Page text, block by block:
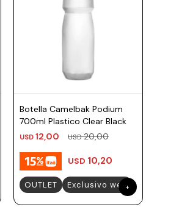
Botella Camelbak Podium
700ml Plastico Clear Black
USD 12,00 USD 20,00
USD 10,20
OUTLET Exclusivo web